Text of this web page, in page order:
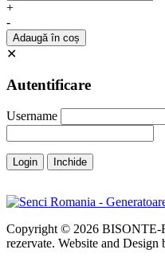
+
-
Adaugă în coș
✕
Autentificare
Username
Login Inchide
Copyright © 2026
rezervate. Website and Design